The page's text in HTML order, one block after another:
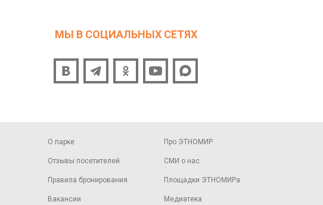
МЫ В СОЦИАЛЬНЫХ СЕТЯХ
О парке
Отзывы посетителей
Правила бронирования
Вакансии
Про ЭТНОМИР
СМИ о нас
Площадки ЭТНОМИРа
Медиатека